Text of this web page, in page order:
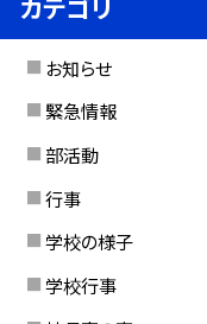
お知らせ
緊急情報
部活動
行事
学校の様子
学校行事